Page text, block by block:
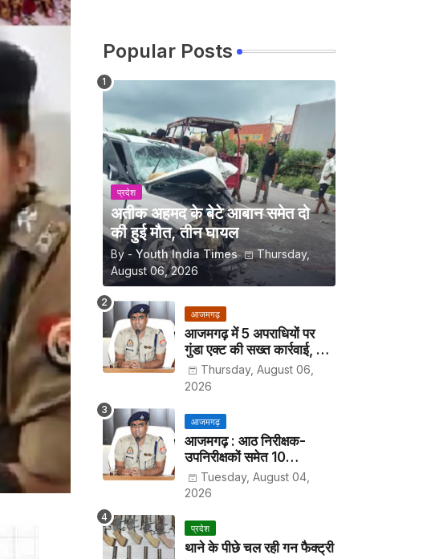
Popular Posts
प्रदेश
अतीक अहमद के बेटे आबान समेत दो
की हुई मौत, तीन घायल
By - Youth India Times
Thursday,
August 06, 2026
आजमगढ़
आजमगढ़ में 5 अपराधियों पर
गुंडा एक्ट की सख्त कार्रवाई, अब
हर पखवाड़े थाने में लगानी होगी
हाजिरी
Thursday, August 06,
2026
आजमगढ़
आजमगढ़ : आठ निरीक्षक-
उपनिरीक्षकों समेत 10
अधिकारियों के तबादले
Tuesday, August 04,
2026
प्रदेश
थाने के पीछे चल रही गन फैक्ट्री